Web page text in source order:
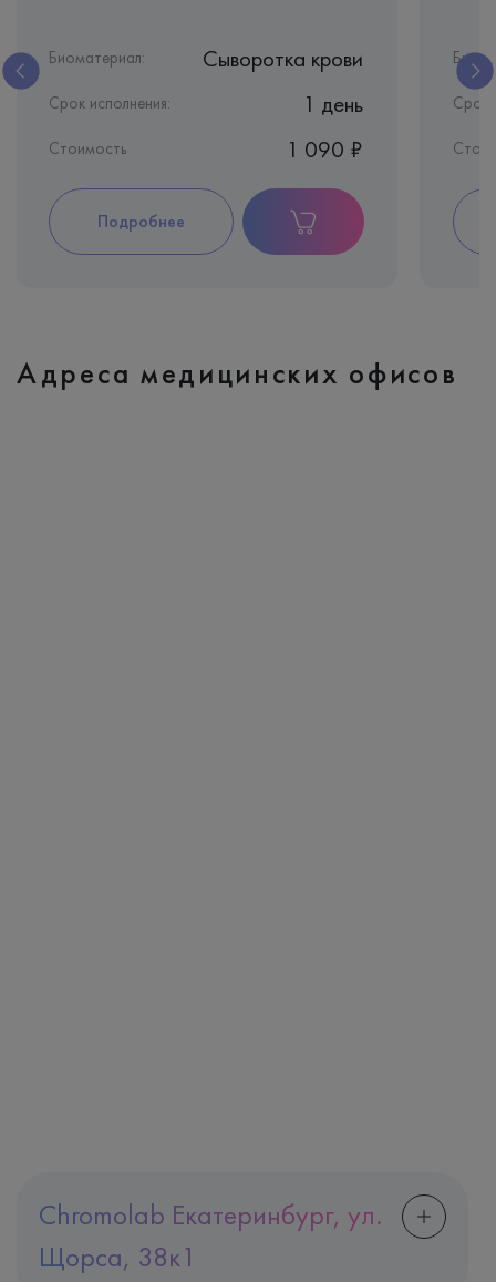
Биоматериал: Сыворотка крови
Срок исполнения: 1 день
Стоимость 1 090 ₽
Подробнее
Срок
Chromolab Екатеринбург, ул.
Щорса, 38к1
Адреса медицинских офисов